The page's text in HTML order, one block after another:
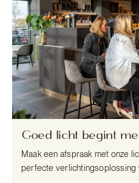
Goed licht begint
Maak een afspraak met onze
perfecte verlichtingsoplossing